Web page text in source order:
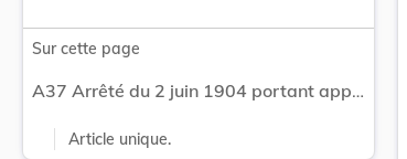
Sur cette page
A37 Arrêté du 2 juin 1904 portant approbation des statuts de la caisse publique de crédit agricole et professionnel établie à Eich.
Article unique.